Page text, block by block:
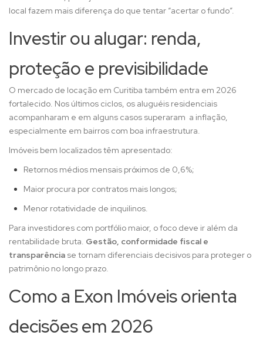
local fazem mais diferença do que tentar “acertar o fundo”.
Investir ou alugar: renda,
proteção e previsibilidade
O mercado de locação em Curitiba também entra em 2026
fortalecido. Nos últimos ciclos, os aluguéis residenciais
acompanharam e em alguns casos superaram a inflação,
especialmente em bairros com boa infraestrutura.
Imóveis bem localizados têm apresentado:
Retornos médios mensais próximos de 0,6%;
Maior procura por contratos mais longos;
Menor rotatividade de inquilinos.
Para investidores com portfólio maior, o foco deve ir além da
rentabilidade bruta. Gestão, conformidade fiscal e
transparência se tornam diferenciais decisivos para proteger o
patrimônio no longo prazo.
Como a Exon Imóveis orienta
decisões em 2026